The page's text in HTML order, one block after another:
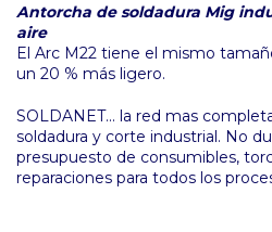
Antorcha de soldadura Mig
aire
El Arc M22 tiene el mismo
un 20 % más ligero.
SOLDANET... la red mas
soldadura y corte industrial. No
presupuesto de consumibles,
reparaciones para todos los